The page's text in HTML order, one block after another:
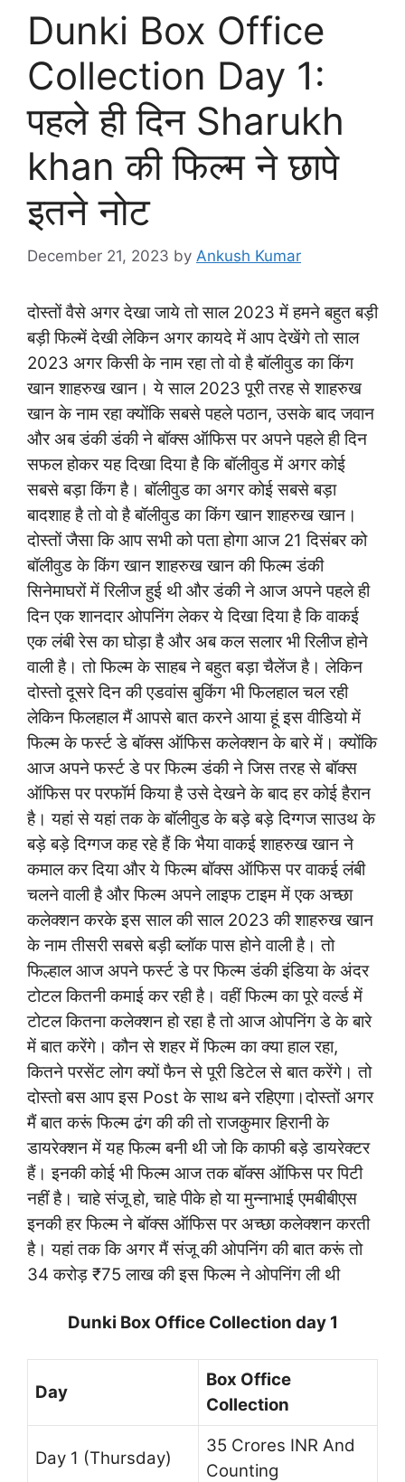
Dunki Box Office
Collection Day 1:
पहले ही दिन Sharukh
khan की फिल्म ने छापे
इतने नोट
December 21, 2023 by Ankush Kumar
दोस्तों वैसे अगर देखा जाये तो साल 2023 में हमने बहुत बड़ी
बड़ी फिल्में देखी लेकिन अगर कायदे में आप देखेंगे तो साल
2023 अगर किसी के नाम रहा तो वो है बॉलीवुड का किंग
खान शाहरुख खान। ये साल 2023 पूरी तरह से शाहरुख
खान के नाम रहा क्योंकि सबसे पहले पठान, उसके बाद जवान
और अब डंकी डंकी ने बॉक्स ऑफिस पर अपने पहले ही दिन
सफल होकर यह दिखा दिया है कि बॉलीवुड में अगर कोई
सबसे बड़ा किंग है। बॉलीवुड का अगर कोई सबसे बड़ा
बादशाह है तो वो है बॉलीवुड का किंग खान शाहरुख खान।
दोस्तों जैसा कि आप सभी को पता होगा आज 21 दिसंबर को
बॉलीवुड के किंग खान शाहरुख खान की फिल्म डंकी
सिनेमाघरों में रिलीज हुई थी और डंकी ने आज अपने पहले ही
दिन एक शानदार ओपनिंग लेकर ये दिखा दिया है कि वाकई
एक लंबी रेस का घोड़ा है और अब कल सलार भी रिलीज होने
वाली है। तो फिल्म के साहब ने बहुत बड़ा चैलेंज है। लेकिन
दोस्तो दूसरे दिन की एडवांस बुकिंग भी फिलहाल चल रही
लेकिन फिलहाल मैं आपसे बात करने आया हूं इस वीडियो में
फिल्म के फर्स्ट डे बॉक्स ऑफिस कलेक्शन के बारे में। क्योंकि
आज अपने फर्स्ट डे पर फिल्म डंकी ने जिस तरह से बॉक्स
ऑफिस पर परफॉर्म किया है उसे देखने के बाद हर कोई हैरान
है। यहां से यहां तक के बॉलीवुड के बड़े बड़े दिग्गज साउथ के
बड़े बड़े दिग्गज कह रहे हैं कि भैया वाकई शाहरुख खान ने
कमाल कर दिया और ये फिल्म बॉक्स ऑफिस पर वाकई लंबी
चलने वाली है और फिल्म अपने लाइफ टाइम में एक अच्छा
कलेक्शन करके इस साल की साल 2023 की शाहरुख खान
के नामतीसरी सबसे बड़ी ब्लॉक पास होने वाली है। तो
फिल्हाल आज अपने फर्स्ट डे पर फिल्म डंकी इंडिया के अंदर
टोटल कितनी कमाई कर रही है। वहीं फिल्म का पूरे वर्ल्ड में
टोटल कितना कलेक्शन हो रहा है तो आज ओपनिंग डे के बारे
में बात करेंगे। कौन से शहर में फिल्म का क्या हाल रहा,
कितने परसेंट लोग क्यों फैन से पूरी डिटेल से बात करेंगे। तो
दोस्तो बस आप इस Post के साथ बने रहिएगा।दोस्तों अगर
मैं बात करूं फिल्म ढंग की की तो राजकुमार हिरानी के
डायरेक्शन में यह फिल्म बनी थी जो कि काफी बड़े डायरेक्टर
हैं। इनकी कोई भी फिल्म आज तक बॉक्स ऑफिस पर पिटी
नहीं है। चाहे संजू हो, चाहे पीके हो या मुन्नाभाई एमबीबीएस
इनकी हर फिल्म ने बॉक्स ऑफिस पर अच्छा कलेक्शन करती
है। यहां तक कि अगर मैं संजू की ओपनिंग की बात करूं तो
34 करोड़ ₹75 लाख की इस फिल्म ने ओपनिंग ली थी
Dunki Box Office Collection day 1
Day
Box Office
Collection
Day 1 (Thursday)
35 Crores INR And
Counting